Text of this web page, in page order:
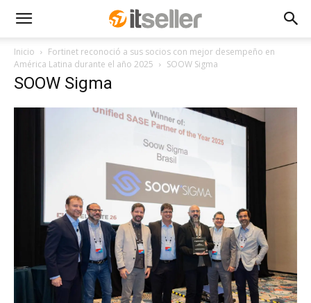
Inicio
Fortinet reconoció a sus socios con mejor desempeño en
América Latina durante el año 2025
SOOW Sigma
SOOW Sigma